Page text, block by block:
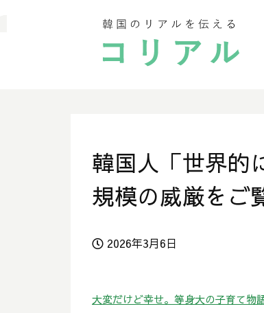
韓国人「世界的
規模の威厳をご
2026年3月6日
大変だけど幸せ。等身大の子育て物語